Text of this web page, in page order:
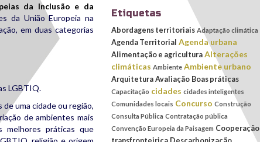
da Inclusão e da
da União Europeia na
em duas categorias
LGBTIQ.
uma cidade ou região,
de ambientes mais
melhores práticas que
Etiquetas
Abordagens territoriais Adaptação climática
Agenda Territorial Agenda urbana
Alimentação e agricultura Alterações
climáticas Ambiente Ambiente urbano
Arquitetura Avaliação Boas práticas
Capacitação cidades cidades inteligentes
Comunidades locais Concurso Construção
Consulta Pública Contratação pública
Convenção Europeia da Paisagem Cooperação
transfronteiriça Descarbonização